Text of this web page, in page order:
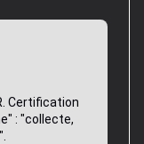
Certification
: "collecte,